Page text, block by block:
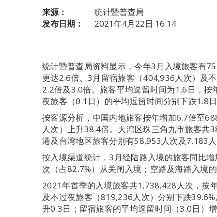
来源：
统计暨普查局
发布日期：
2021年4月22日 16:14
统计暨普查局资料显示，今年3月入境旅客有
更达2.6倍。3月留宿旅客（404,936人次）及
2.2倍及3.0倍。旅客平均逗留时间为1.6日，
夜旅客（0.1日）的平均逗留时间分别下跌1.8
按客源分析，中国内地旅客按年增加6.7倍至
人次）上升38.4倍。大湾区珠三角九市旅客
港及台湾地区旅客分别有58,953人次及7,183
按入境渠道统计，3月经陆路入境的旅客同比
次（占82.7%）从关闸入境；空路及海路入境
2021年首季的入境旅客共1,738,428人次，按
及不过夜旅客（819,236人次）分别下跌
升0.3日；留宿旅客的平均逗留时间（3.0日）